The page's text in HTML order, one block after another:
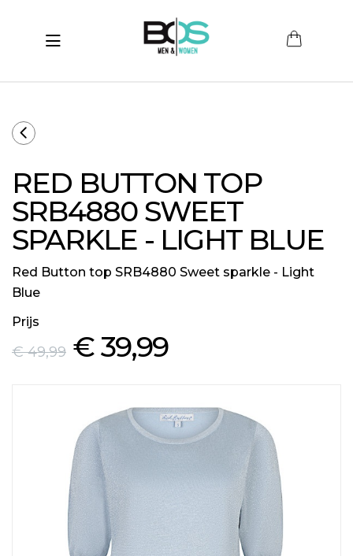
(Men)
(Sale)
Toggle navigation
RED BUTTON TOP
SRB4880 SWEET
SPARKLE - LIGHT BLUE
Red Button top SRB4880 Sweet sparkle - Light
Blue
Prijs
€ 49,99 € 39,99